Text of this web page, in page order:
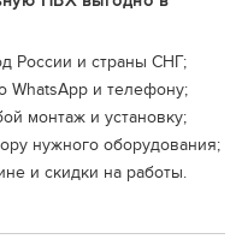
России и страны СНГ;
WhatsApp и телефону;
монтаж и установку;
нужного оборудования;
и скидки на работы.